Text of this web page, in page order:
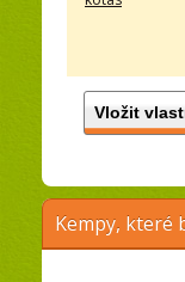
Vložit
Kempy, které